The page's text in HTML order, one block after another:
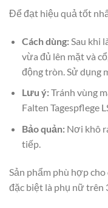
Để đạt hiệu quả tốt
Cách dùng:Sau khi
vừa đủ lên mặt và
động tròn. Sử dụng
Lưu ý:Tránh vùng
Falten Tagespflege
Bảo quản:Nơi khô
tiếp.
Sản phẩm phù hợp
đặc biệt là phụ nữ trên